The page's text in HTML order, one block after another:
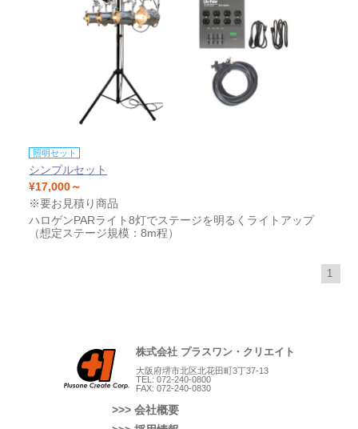
照明セット
シンプルセット
¥17,000～
※要お見積り商品
ハロゲンPARライト8灯でステージを明るくライトアップ
（想定ステージ規模：8m程）
1
株式会社 プラスワン・クリエイト
大阪府堺市北区北花田町3丁37-13
TEL: 072-240-0800
FAX: 072-240-0830
>>> 会社概要